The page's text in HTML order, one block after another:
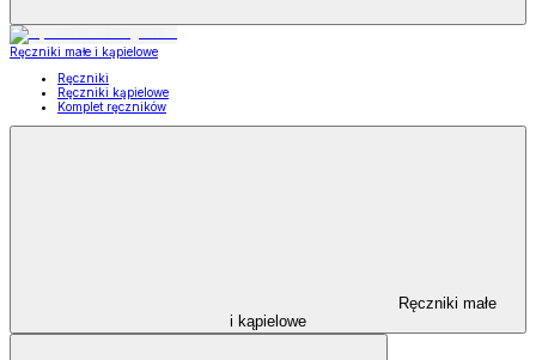
Ręczniki małe i kąpielowe
Ręczniki
Ręczniki kąpielowe
Komplet ręczników
Ręczniki małe
i kąpielowe